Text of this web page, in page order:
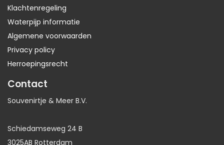
Klachtenregeling
Waterpijp informatie
Algemene voorwaarden
Privacy policy
Herroepingsrecht
Contact
Souvenirtje & Meer B.V.
Schiedamseweg 24 B
3025AB Rotterdam